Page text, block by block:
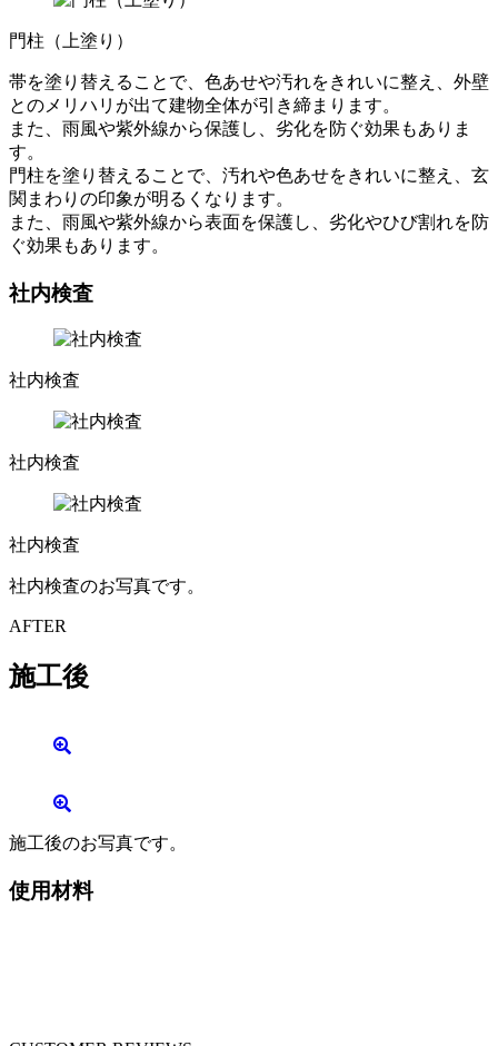
門柱（上塗り）
帯を塗り替えることで、色あせや汚れをきれいに整え、外壁
とのメリハリが出て建物全体が引き締まります。
また、雨風や紫外線から保護し、劣化を防ぐ効果もありま
す。
門柱を塗り替えることで、汚れや色あせをきれいに整え、玄
関まわりの印象が明るくなります。
また、雨風や紫外線から表面を保護し、劣化やひび割れを防
ぐ効果もあります。
社内検査
社内検査
社内検査
社内検査
社内検査のお写真です。
AFTER
施工後
施工後のお写真です。
使用材料